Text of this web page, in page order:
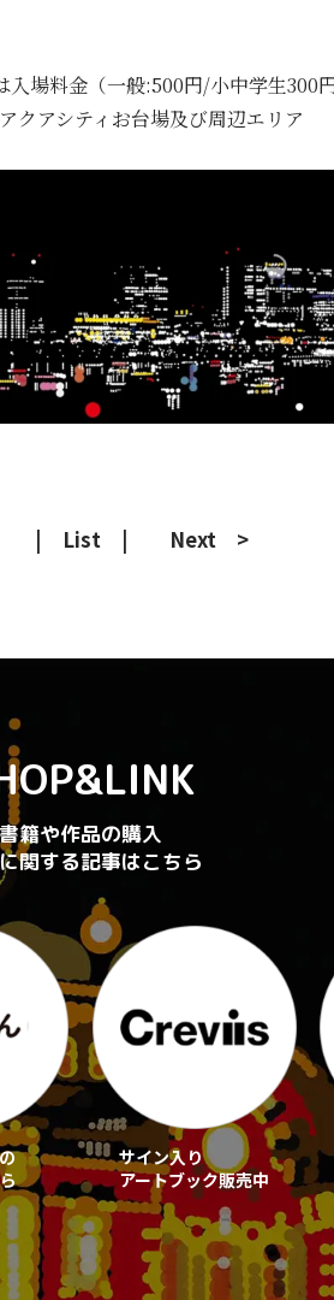
場料金（一般:500円/小中学生300
クアシティお台場及び周辺エリア
| List | Next >
書籍や作品の購入
関する記事はこちら
サイン入り
アートブック販売中